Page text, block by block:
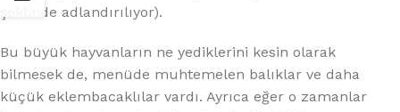
şeklinde adlandırılıyor).
Bu büyük hayvanların ne yediklerini kesin olarak
bilmesek de, menüde muhtemelen balıklar ve daha
küçük eklembacaklılar vardı. Ayrıca eğer o zamanlar